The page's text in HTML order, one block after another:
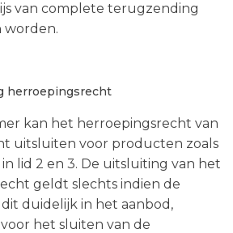
van complete terugzending
worden.
herroepingsrecht
kan het herroepingsrecht van
uitsluiten voor producten zoals
lid 2 en 3. De uitsluiting van het
geldt slechts indien de
duidelijk in het aanbod,
het sluiten van de